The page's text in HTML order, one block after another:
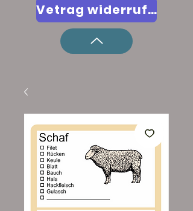
Vetrag widerrufen